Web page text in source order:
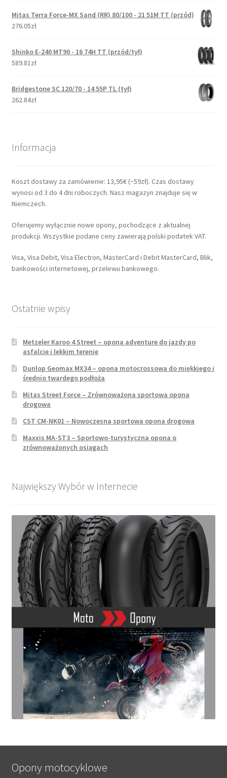
Mitas Terra Force-MX Sand (RR) 80/100 - 21 51M TT (przód)
276.05zł
Shinko E-240 MT90 - 16 74H TT (przód/tył)
589.81zł
Bridgestone SC 120/70 - 14 55P TL (tył)
262.84zł
Informacja
Koszt dostawy za zamówienie: 13,95€ (~59zł). Czas dostawy
wynosi od 3 do 4 dni roboczych. Nasz magazyn znajduje się w
Niemczech.
Oferujemy wyłącznie nowe opony, pochodzące z aktualnej
produkcji. Wszystkie podane ceny zawierają polski podatek VAT.
Visa, Visa Debit, Visa Electron, MasterCard i Debit MasterCard, Blik,
bankowości internetowej, przelewu bankowego.
Ostatnie wpisy
Metzeler Karoo 4 Street – opona adventure do jazdy po
asfalcie i lekkim terenie
Dunlop Geomax MX34 – opona motocrossowa do miękkiego i
średnio twardego podłoża
Mitas Street Force – Zrównoważona sportowa opona
drogowa
CST CM-NK01 – Nowoczesna sportowa opona drogowa
Maxxis MA-ST3 – Sportowo-turystyczna opona o
zrównoważonych osiągach
Największy Wybór w Internecie
Opony motocyklowe